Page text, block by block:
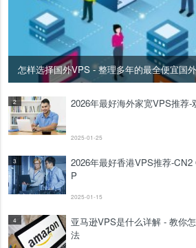
怎样选择国外VPS - 整理多年的最全便宜国
2 2026年最好海外家宽VPS推荐
2025-01-25
3
2026年最好香港VPS推荐-
P
2025-01-15
4
亚马逊VPS是什么详解 - 教你
法